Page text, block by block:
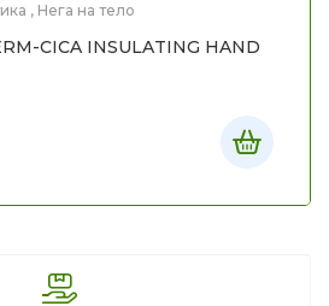
, Нега на тело
CICA INSULATING HAND